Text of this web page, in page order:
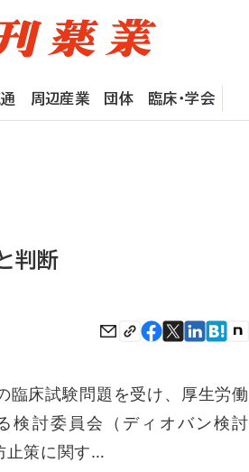
周辺産業 団体 臨床・学会
判断
床試験問題を受け、厚生労働
検討委員会（ディオバン検討
止策に関す…